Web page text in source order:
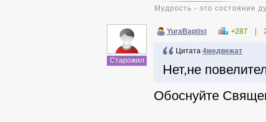
Мудрость - это состояние
Старожил
YuraBaptist +287
Цитата 4медвежат
Нет,не
Обоснуйте